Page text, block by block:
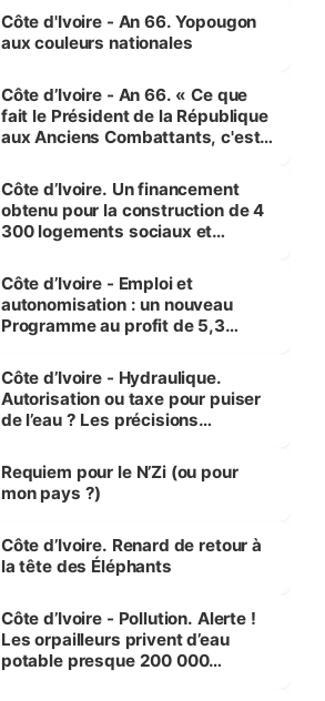
l'Etat de droit pour préserver les
vies humaines »
Côte d'Ivoire - An 66. Yopougon
aux couleurs nationales
Côte d’Ivoire - An 66. « Ce que
fait le Président de la République
aux Anciens Combattants, c'est
Côte d’Ivoire. Un financement
obtenu pour la construction de 4
300 logements sociaux et
et Yamoussoukro
Côte d’Ivoire - Emploi et
autonomisation : un nouveau
Programme au profit de 5,3
Côte d’Ivoire - Hydraulique.
Autorisation ou taxe pour puiser
de l’eau ? Les précisions
Requiem pour le N’Zi (ou pour
mon pays ?)
Côte d’Ivoire. Renard de retour à
la tête des Éléphants
Côte d’Ivoire - Pollution. Alerte !
Les orpailleurs privent d’eau
potable presque 200 000